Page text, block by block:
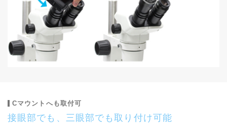
Cマウントへも取付可
接眼部でも、三眼部でも取り付け可能